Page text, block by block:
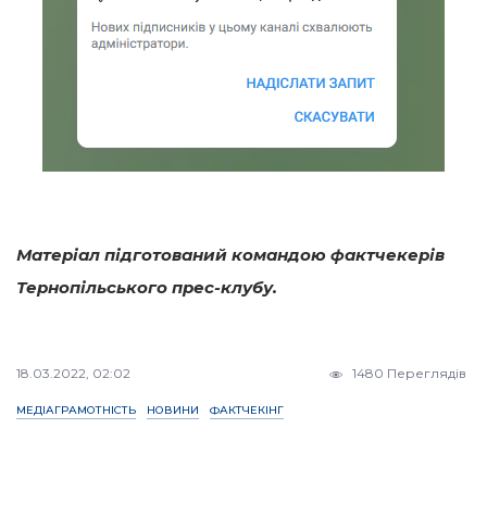
Матеріал підготований командою фактчекерів
Тернопільського прес-клубу.
18.03.2022, 02:02 1480 Переглядів
МЕДІАГРАМОТНІСТЬ НОВИНИ ФАКТЧЕКІНГ